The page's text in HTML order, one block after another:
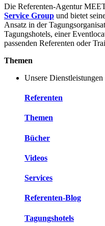
Die Referenten-Agentur
Service Group und bietet
Ansatz in der
Tagungshotels, einer
passenden Referenten oder
Themen
Unsere Dienstleistungen
Referenten
Themen
Bücher
Videos
Services
Referenten-Blog
Tagungshotels